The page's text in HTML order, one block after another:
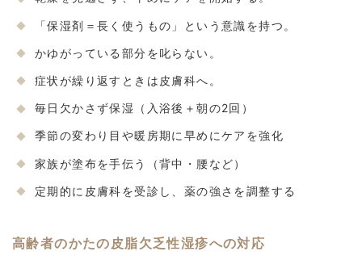
「保湿剤＝長く使うもの」という意識を持つ。
かゆがっている部分を叱らない。
症状が繰り返すときは皮膚科へ。
毎日欠かさず保湿（入浴後＋朝の2回）
季節の変わり目や暖房期に早めにケアを強化
家族が塗布を手伝う（背中・腰など）
定期的に皮膚科を受診し、薬の強さを調整する
高齢者のかたの皮脂欠乏性湿疹への対応